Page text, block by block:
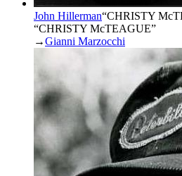
John Hillerman“CHRISTY
“CHRISTY McTEAGUE”
→Gianni Marzocchi